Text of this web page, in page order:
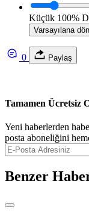
Küçük 100%
Varsayılana dön
0 Paylaş
Tamamen Ücretsiz
Yeni haberlerden
posta aboneliğini
Benzer